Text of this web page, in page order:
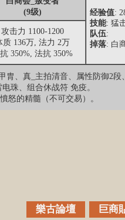
(9级)
经验值:
技能: 猛
队伍:
掉落: 白
攻击力 1100-1200
质 136万, 法力 2万
350%, 法抗 350%
胄、真_主拍清音、属性防御2
珠、组合休战符 免疫。
怒的精髓（不可交易）。
樂古論壇 巨商